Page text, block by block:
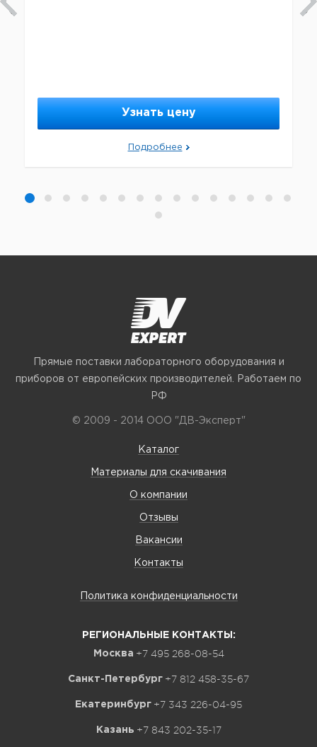
Узнать цену
Подробнее
Прямые поставки лабораторного оборудования и
приборов от европейских производителей. Работаем по
РФ
© 2009 - 2014 ООО "ДВ-Эксперт"
Каталог
Материалы для скачивания
О компании
Отзывы
Вакансии
Контакты
Политика конфиденциальности
РЕГИОНАЛЬНЫЕ КОНТАКТЫ:
Москва +7 495 268-08-54
Санкт-Петербург +7 812 458-35-67
Екатеринбург +7 343 226-04-95
Казань +7 843 202-35-17